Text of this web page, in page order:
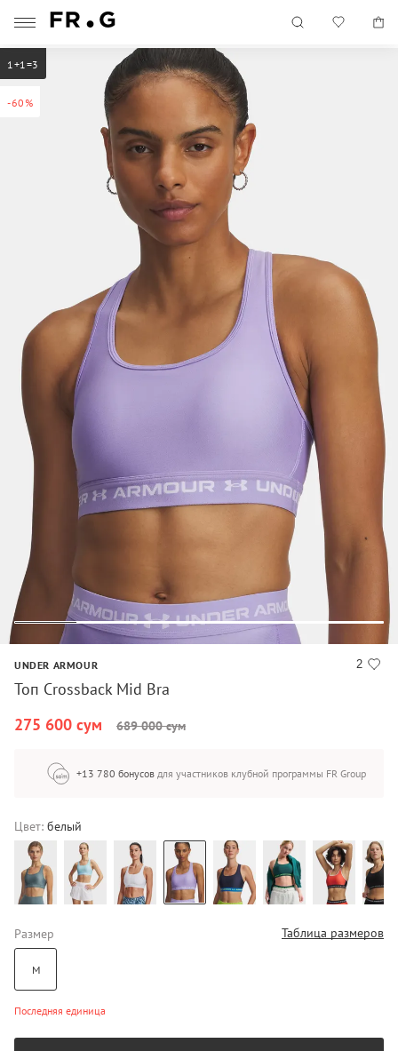
-60%
1+1=3
2
UNDER ARMOUR
Топ Crossback Mid Bra
275 600 сум
689 000 сум
+13 780 бонусов для участников клубной программы FR Group
Цвет: белый
Размер Таблица размеров
M
Последняя единица